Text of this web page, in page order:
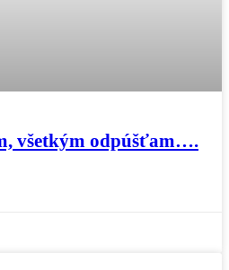
všetkým odpúšťam….